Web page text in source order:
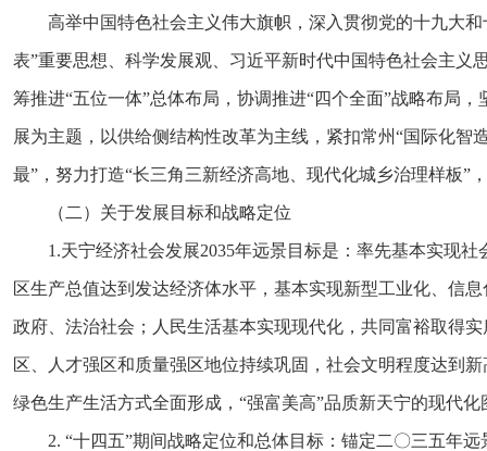
高举中国特色社会主义伟大旗帜，深入贯彻党的十九大
表”重要思想、科学发展观、习近平新时代中国特色社会主
筹推进“五位一体”总体布局，协调推进“四个全面”战略布局
展为主题，以供给侧结构性改革为主线，紧扣常州“国际化智
最”，努力打造“长三角三新经济高地、现代化城乡治理样板”
（二）关于发展目标和战略定位
1.天宁经济社会发展2035年远景目标是：率先基本实现
区生产总值达到发达经济体水平，基本实现新型工业化、信
政府、法治社会；人民生活基本实现现代化，共同富裕取得
区、人才强区和质量强区地位持续巩固，社会文明程度达到
绿色生产生活方式全面形成，“强富美高”品质新天宁的现代化
2. “十四五”期间战略定位和总体目标：锚定二〇三五年